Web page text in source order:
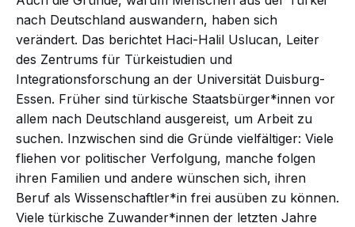
nach Deutschland auswandern, haben sich
verändert. Das berichtet Haci-Halil Uslucan, Leiter
des Zentrums für Türkeistudien und
Integrationsforschung an der Universität Duisburg-
Essen. Früher sind türkische Staatsbürger*innen vor
allem nach Deutschland ausgereist, um Arbeit zu
suchen. Inzwischen sind die Gründe vielfältiger: Viele
fliehen vor politischer Verfolgung, manche folgen
ihren Familien und andere wünschen sich, ihren
Beruf als Wissenschaftler*in frei ausüben zu können.
Viele türkische Zuwander*innen der letzten Jahre